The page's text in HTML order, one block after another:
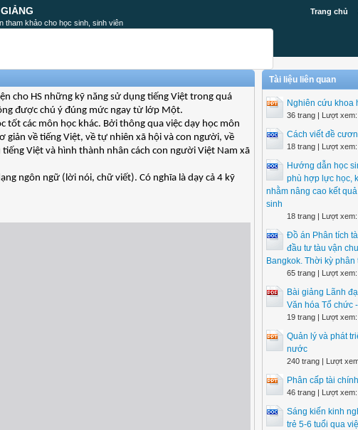
Trang chủ
tham khảo cho học sinh, sinh viên
cho HS những kỹ năng sử dụng tiếng Việt trong quá
được chú ý đúng mức ngay từ lớp Một.
tốt các môn học khác. Bởi thông qua việc dạy học môn
giản về tiếng Việt, về tự nhiên xã hội và con người, về
Việt và hình thành nhân cách con người Việt Nam xã
ngôn ngữ (lời nói, chữ viết). Có nghĩa là dạy cả 4 kỹ
Tài liệu liên quan
Nghiên cứu khoa
36 trang | Lượt
Cách viết đề
18 trang | Lượt
Hướng dẫn học
phù hợp lực học,
nhằm nâng cao kết
sinh
18 trang | Lượt
Đồ án Phân tích
đầu tư tàu vận
Bangkok. Thời kỳ phân
65 trang | Lượt
Bài giảng Lãnh
Văn hóa Tổ chức
19 trang | Lượt
Quản lý và phát
nước
240 trang | Lượt
Phân cấp tài chính
46 trang | Lượt
Sáng kiến kinh
trẻ 5-6 tuổi qua